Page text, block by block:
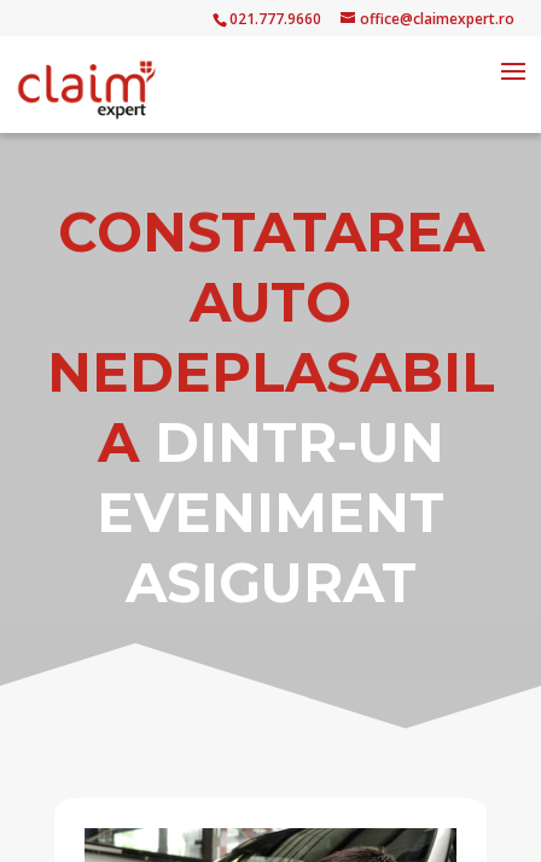
021.777.9660 office@claimexpert.ro
CONSTATAREA
AUTO
NEDEPLASABIL
A DINTR-UN
EVENIMENT
ASIGURAT